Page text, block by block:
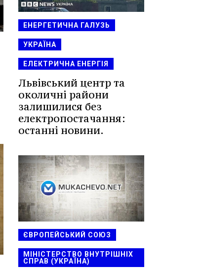
ЕНЕРГЕТИЧНА ГАЛУЗЬ
УКРАЇНА
ЕЛЕКТРИЧНА ЕНЕРГІЯ
Львівський центр та
околичні райони
залишилися без
електропостачання:
останні новини.
ЄВРОПЕЙСЬКИЙ СОЮЗ
МІНІСТЕРСТВО ВНУТРІШНІХ
СПРАВ (УКРАЇНА)